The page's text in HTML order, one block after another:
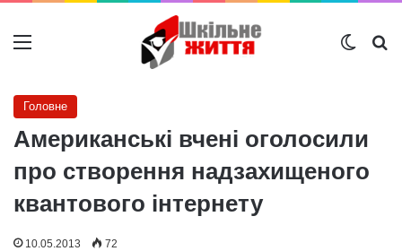
Меню
Головне
Американські вчені оголосили
про створення надзахищеного
квантового інтернету
10.05.2013 72